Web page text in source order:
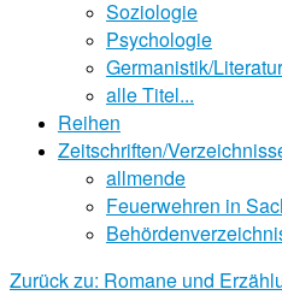
Soziologie
Psychologie
Germanistik/Literatur
alle Titel...
Reihen
Zeitschriften/
allmende
Feuerwehren in
Zurück zu: Romane und